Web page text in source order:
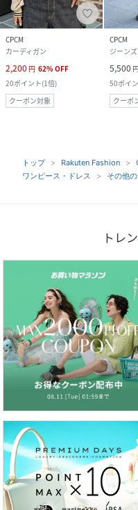
CPCM
カーディガン
2,200 円 62%OFF
20ポイント(1倍)
クーポン対象
CPCM
ジーン
5,500 円
50ポイ
クーポ
トップ Rakuten Fashion
ワンピース・ドレス
その他
トレ